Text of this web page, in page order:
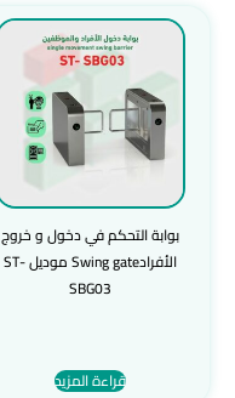
بوابة التحكم في دخول و خروج
الأفرادSwing gate موديل ST-
SBG03
قراءة المزيد